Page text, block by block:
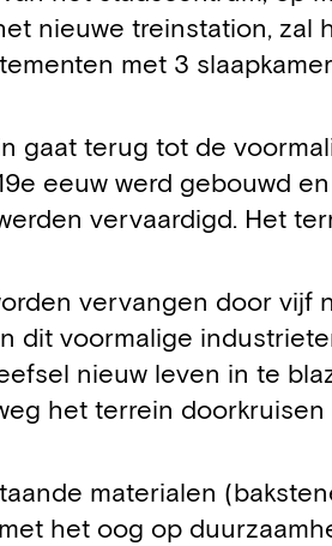
nieuwe treinstation, zal
met 3
gaat terug tot de
eeuw werd gebouwd
vervaardigd. Het
vervangen door vijf
dit voormalige
nieuw leven in te
het terrein
materialen
het oog op